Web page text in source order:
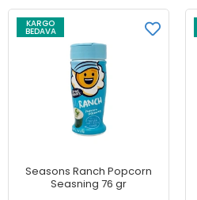
KARGO
BEDAVA
Seasons Ranch Popcorn
Seasning 76 gr